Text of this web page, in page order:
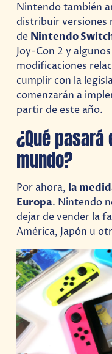
Nintendo también
distribuir versiones
de Nintendo
Joy-Con 2 y
modificaciones
cumplir con la
comenzarán a
partir de este año.
¿Qué
mundo?
Por ahora, la
Europa. Nintendo
dejar de vender la
América, Japón u